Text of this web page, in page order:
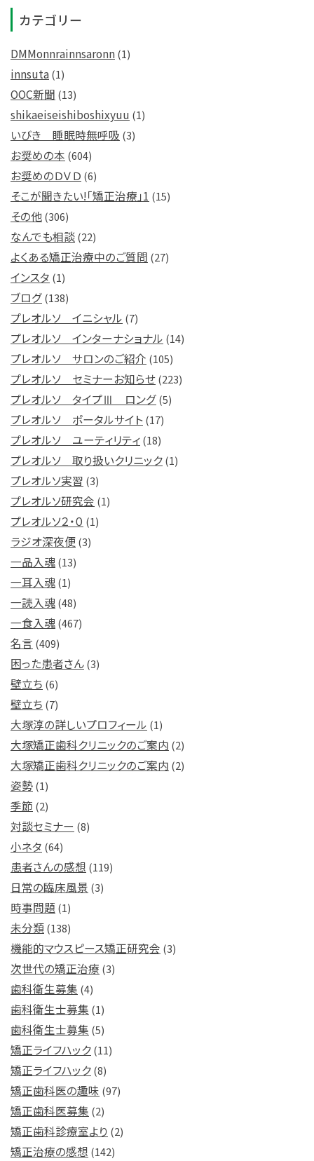
カテゴリー
DMMonnrainnsaronn(1)
innsuta(1)
OOC新聞 (13)
shikaeiseishiboshixyuu (1)
いびき 睡眠時無呼吸 (3)
お奨めの本 (604)
お奨めのＤＶＤ (6)
そこが聞きたい!「矯正治療」1 (15)
その他(306)
なんでも相談(22)
よくある矯正治療中のご質問 (27)
インスタ (1)
ブログ(138)
プレオルソ イニシャル (7)
プレオルソ インターナショナル (14)
プレオルソ サロンのご紹介 (105)
プレオルソ セミナーお知らせ(223)
プレオルソ タイプⅢ ロング(5)
プレオルソ ポータルサイト(17)
プレオルソ ユーティリティ(18)
プレオルソ 取り扱いクリニック(1)
プレオルソ実習 (3)
プレオルソ研究会 (1)
プレオルソ２・０ (1)
ラジオ深夜便(3)
一品入魂(13)
一耳入魂(1)
一読入魂(48)
一食入魂(467)
名言 (409)
困った患者さん(3)
壁立ち (6)
壁立ち (7)
大塚淳の詳しいプロフィール (1)
大塚矯正歯科クリニックのご案内 (2)
大塚矯正歯科クリニックのご案内 (2)
姿勢(1)
季節 (2)
対談セミナー (8)
小ネタ (64)
患者さんの感想 (119)
日常の臨床風景 (3)
時事問題 (1)
未分類(138)
機能的マウスピース矯正研究会 (3)
次世代の矯正治療 (3)
歯科衛生募集 (4)
歯科衛生士募集 (1)
歯科衛生士募集 (5)
矯正ライフハック(11)
矯正ライフハック(8)
矯正歯科医の趣味 (97)
矯正歯科医募集 (2)
矯正歯科診療室より (2)
矯正治療の感想 (142)